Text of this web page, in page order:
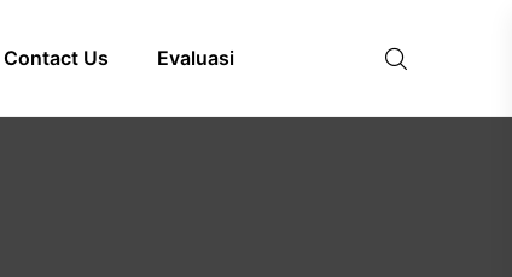
Contact Us Evaluasi